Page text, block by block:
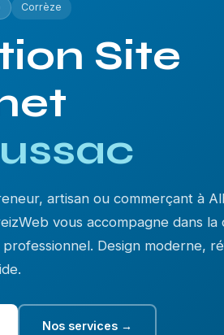
Corrèze
Site
artisan ou commerçant à
vous accompagne dans la
Design moderne,
Nos services →